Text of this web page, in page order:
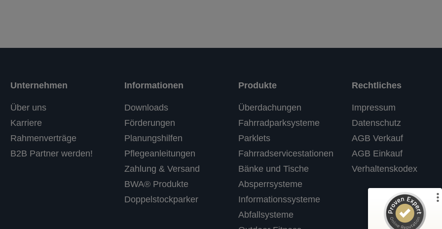
Unternehmen
Über uns
Karriere
Rahmenverträge
B2B Partner werden!
Informationen
Downloads
Förderungen
Planungshilfen
Pflegeanleitungen
Zahlung & Versand
BWA® Produkte
Doppelstockparker
Produkte
Überdachungen
Fahrradparksysteme
Parklets
Fahrradservicestationen
Bänke und Tische
Absperrsysteme
Informationssysteme
Abfallsysteme
Rechtliches
Impressum
Datenschutz
AGB Verkauf
AGB Einkauf
Verhaltenskodex
RASTI
100
%
Empfehlungen auf
ProvenExpert.com
Bewertungen auf ProvenExpert.com